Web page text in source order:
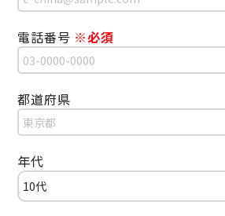
電話番号 ※必須
都道府県
年代